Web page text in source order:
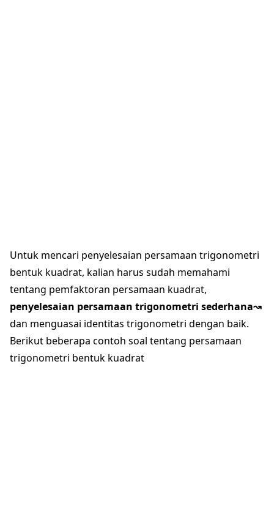
Untuk mencari penyelesaian persamaan trigonometri
bentuk kuadrat, kalian harus sudah memahami
tentang pemfaktoran persamaan kuadrat,
penyelesaian persamaan trigonometri sederhana↝
dan menguasai identitas trigonometri dengan baik.
Berikut beberapa contoh soal tentang persamaan
trigonometri bentuk kuadrat